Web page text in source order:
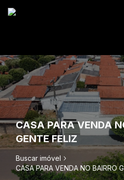
CASA PARA VENDA
GENTE FELIZ
Buscar imóvel
CASA PARA VENDA NO BAIRRO